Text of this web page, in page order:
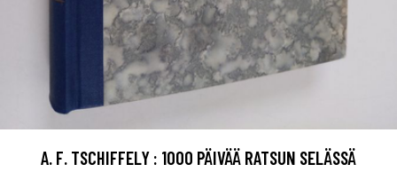
A. F. TSCHIFFELY : 1000 PÄIVÄÄ RATSUN SELÄSSÄ